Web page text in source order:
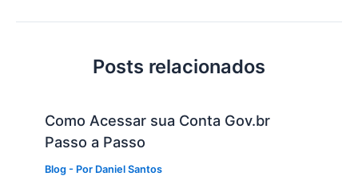
Posts relacionados
Como Acessar sua Conta Gov.br
Passo a Passo
Blog - Por Daniel Santos